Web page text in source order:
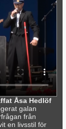
Åsa Hedlöf
galan
från
en livsstil för